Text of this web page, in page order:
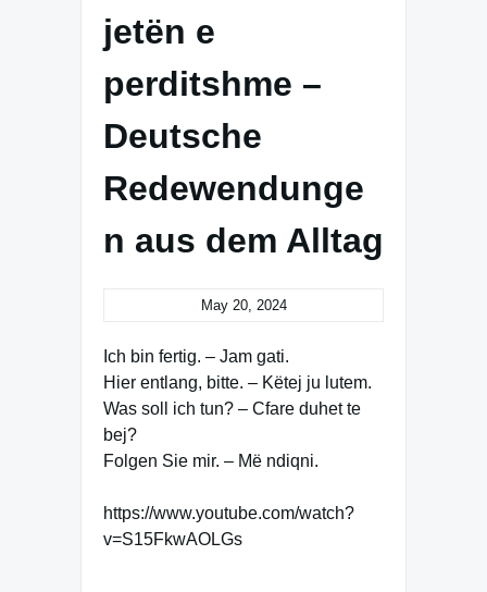
jetën e
perditshme –
Deutsche
Redewendunge
n aus dem Alltag
May 20, 2024
Ich bin fertig. – Jam gati.
Hier entlang, bitte. – Këtej ju lutem.
Was soll ich tun? – Cfare duhet te
bej?
Folgen Sie mir. – Më ndiqni.
https://www.youtube.com/watch?
v=S15FkwAOLGs